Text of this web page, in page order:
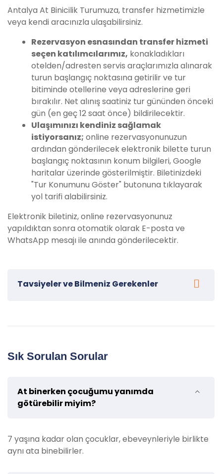
Antalya At Binicilik Turumuza, transfer hizmetimizle
veya kendi aracınızla ulaşabilirsiniz.
Rezervasyon esnasından transfer hizmeti
seçen katılımcılarımız, konakladıkları
otelden/adresten servis araçlarımızla alınarak
turun başlangıç noktasına getirilir ve tur
bitiminde otellerine veya adreslerine geri
bırakılır. Net alınış saatiniz tur gününden önceki
gün (en geç 12 saat önce) bildirilecektir.
Ulaşımınızı kendiniz sağlamak
istiyorsanız; online rezervasyonunuzun
ardından gönderilecek elektronik bilette turun
başlangıç noktasının konum bilgileri, Google
haritalar üzerinde gösterilmiştir. Biletinizdeki
"Tur Konumunu Göster" butonuna tıklayarak
yol tarifi alabilirsiniz.
Elektronik biletiniz, online rezervasyonunuz
yapıldıktan sonra otomatik olarak E-posta ve
WhatsApp mesajı ile anında gönderilecektir.
Tavsiyeler ve Bilmeniz Gerekenler
Şapka ve güneş gözlüğü kullanın:
Rahat ve hafif kıyafetler giyinin:
turunda rahat hareket etmek için hafif ve
saygı gösterin, çöplerinizi uygun şekilde atın ve
doğal yaşamı rahatsız etmeyin.
Sık Sorulan Sorular
At binerken çocuğumu yanımda
götürebilir miyim?
7 yaşına kadar olan çocuklar, ebeveynleriyle birlikte
aynı ata binebilirler.